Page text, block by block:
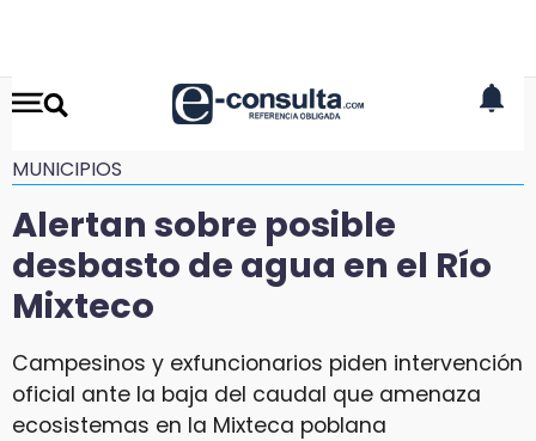
MUNICIPIOS
Alertan sobre posible
desbasto de agua en el Río
Mixteco
Campesinos y exfuncionarios piden intervención
oficial ante la baja del caudal que amenaza
ecosistemas en la Mixteca poblana